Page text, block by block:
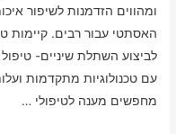
ומהווים הזדמנות לשיפור
האסתטי עבור רבים. קיימות
לביצוע השתלת שיניים-
עם טכנולוגיות מתקדמות
מחפשים מענה לטיפולי …